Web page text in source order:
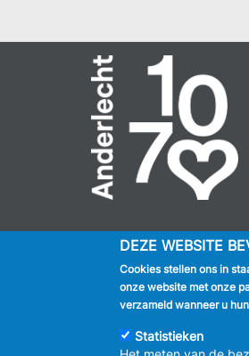
DEZE WEBSITE
Cookies stellen ons in
onze website met onze
verzameld wanneer u
Statistieken